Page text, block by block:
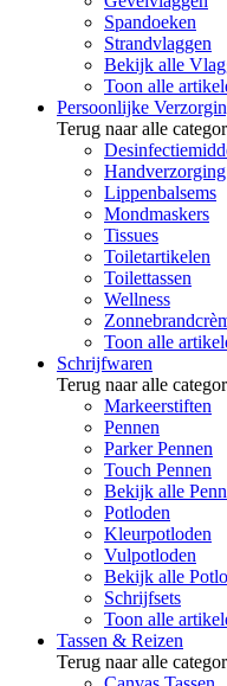
Spandoeken
Strandvlaggen
Bekijk alle
Toon alle
Persoonlijke
Terug naar alle
Handverzorging
Lippenbalsems
Mondmaskers
Tissues
Toiletartikelen
Toilettassen
Wellness
Toon alle
Schrijfwaren
Terug naar alle
Markeerstiften
Pennen
Parker Pennen
Touch Pennen
Bekijk alle
Potloden
Kleurpotloden
Vulpotloden
Bekijk alle
Schrijfsets
Toon alle
Tassen & Reizen
Terug naar alle